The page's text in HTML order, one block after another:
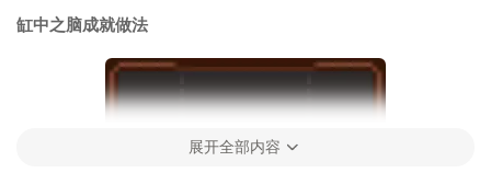
缸中之脑成就做法
展开全部内容